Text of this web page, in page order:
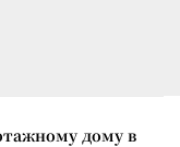
дому в